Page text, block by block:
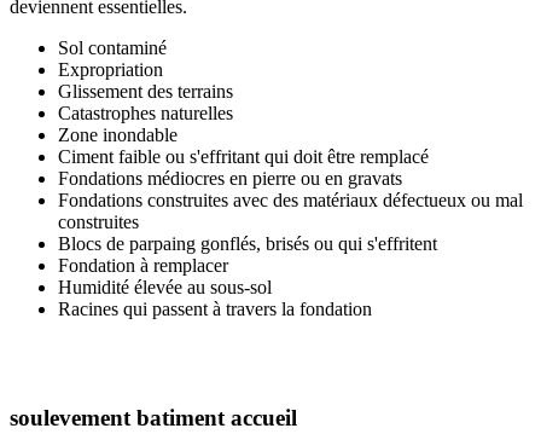
deviennent essentielles.
Sol contaminé
Expropriation
Glissement des terrains
Catastrophes naturelles
Zone inondable
Ciment faible ou s'effritant qui doit être remplacé
Fondations médiocres en pierre ou en gravats
Fondations construites avec des matériaux défectueux ou mal
construites
Blocs de parpaing gonflés, brisés ou qui s'effritent
Fondation à remplacer
Humidité élevée au sous-sol
Racines qui passent à travers la fondation
soulevement batiment accueil